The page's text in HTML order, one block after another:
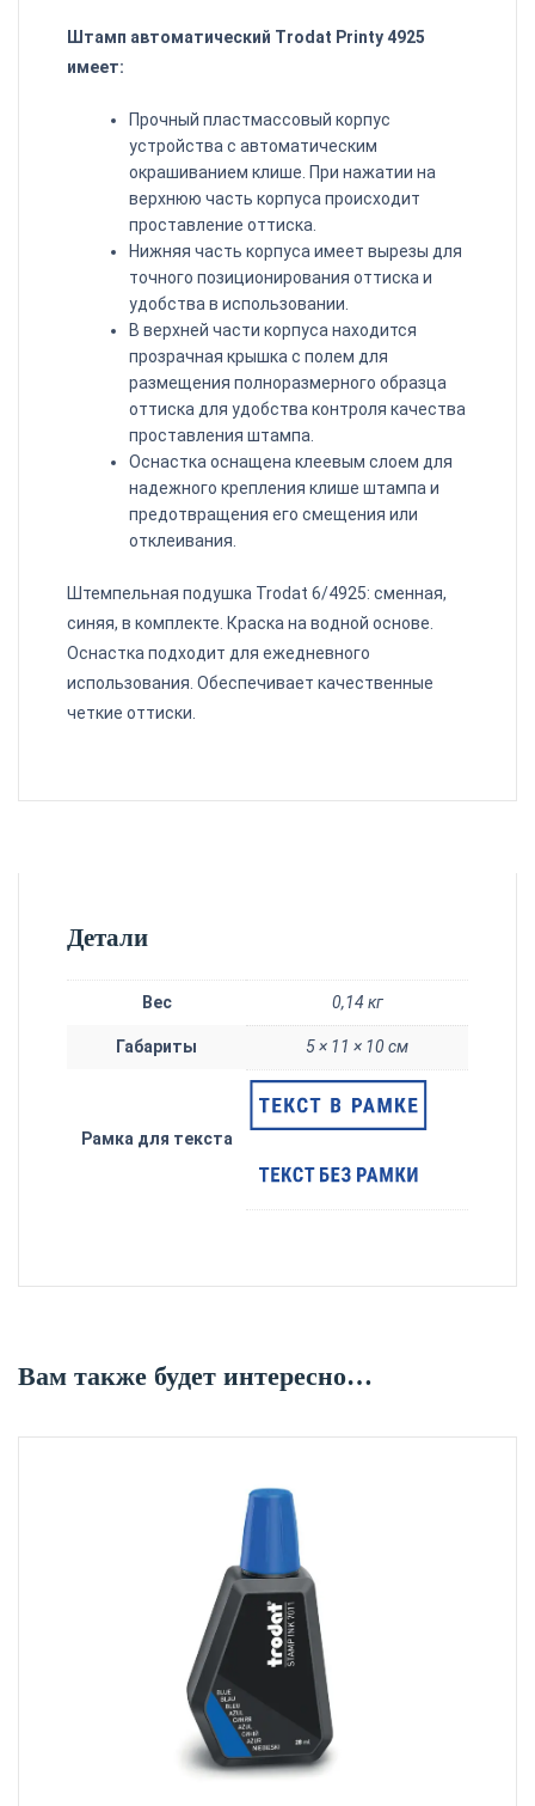
Штамп автоматический Trodat Printy 4925
имеет:
Прочный пластмассовый корпус
устройства с автоматическим
окрашиванием клише. При нажатии на
верхнюю часть корпуса происходит
проставление оттиска.
Нижняя часть корпуса имеет вырезы для
точного позиционирования оттиска и
удобства в использовании.
В верхней части корпуса находится
прозрачная крышка с полем для
размещения полноразмерного образца
оттиска для удобства контроля качества
проставления штампа.
Оснастка оснащена клеевым слоем для
надежного крепления клише штампа и
предотвращения его смещения или
отклеивания.
Штемпельная подушка Trodat 6/4925: сменная,
синяя, в комплекте. Краска на водной основе.
Оснастка подходит для ежедневного
использования. Обеспечивает качественные
четкие оттиски.
Детали
Вес 0,14 кг
Габариты 5 × 11 × 10 см
Рамка для текста
Вам также будет интересно…